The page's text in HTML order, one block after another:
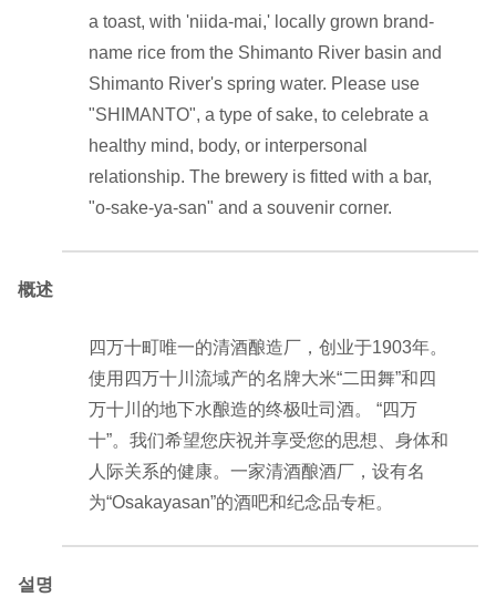
a toast, with 'niida-mai,' locally grown brand-
name rice from the Shimanto River basin and
Shimanto River's spring water. Please use
"SHIMANTO", a type of sake, to celebrate a
healthy mind, body, or interpersonal
relationship. The brewery is fitted with a bar,
"o-sake-ya-san" and a souvenir corner.
概述
四万十町唯一的清酒酿造厂，创业于1903年。
使用四万十川流域产的名牌大米“二田舞”和四
万十川的地下水酿造的终极吐司酒。 “四万
十”。我们希望您庆祝并享受您的思想、身体和
人际关系的健康。一家清酒酿酒厂，设有名
为“Osakayasan”的酒吧和纪念品专柜。
설명